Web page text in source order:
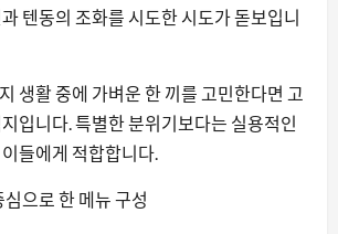
텐동의 조화를 시도한 시도가 돋보입니
생활 중에 가벼운 한 끼를 고민한다면 고
입니다. 특별한 분위기보다는 실용적인
들에게 적합합니다.
으로 한 메뉴 구성